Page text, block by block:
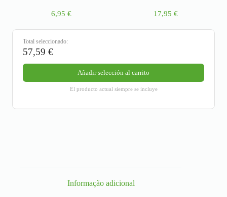
6,95 € 17,95 €
Total seleccionado:
57,59 €
Añadir selección al carrito
El producto actual siempre se incluye
Informação adicional